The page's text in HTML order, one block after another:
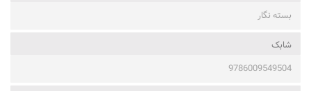
بسته نگار
شابک
9786009549504